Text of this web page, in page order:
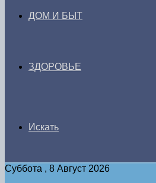
ДОМ И БЫТ
ЗДОРОВЬЕ
Искать
Суббота , 8 Август 2026